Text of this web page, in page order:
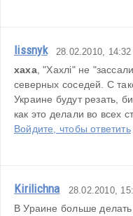
lissnyk 28.02.2010, 14:32
хаха, "Хахлі" не
северных соседей. С
Украине будут резать,
как это делали во всех
Войдите, чтобы ответить
Kirilichna 28.02.2010,
В Ураине больше